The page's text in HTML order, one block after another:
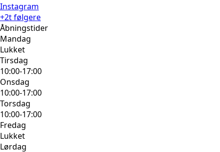
Instagram
+2t følgere
Åbningstider
Mandag
Lukket
Tirsdag
10:00-17:00
Onsdag
10:00-17:00
Torsdag
10:00-17:00
Fredag
Lukket
Lørdag